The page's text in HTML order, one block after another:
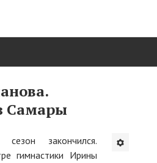
Самары
закончился.
гимнастики Ирины